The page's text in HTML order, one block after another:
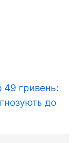
49 гривень:
до